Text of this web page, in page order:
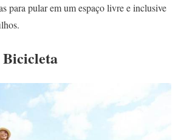
para pular em um espaço livre e inclusive